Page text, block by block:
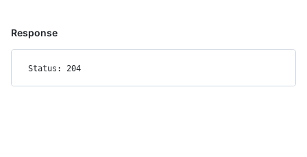
Response
Status: 204